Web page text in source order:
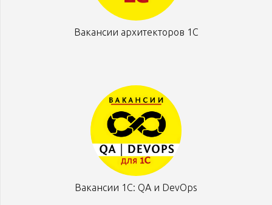
Вакансии архитекторов 1С
Вакансии 1С: QA и DevOps